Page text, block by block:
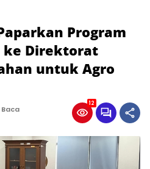
Program
ke Direktorat
untuk Agro
Baca
12